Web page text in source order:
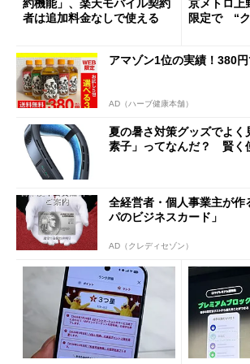
約機能」、楽天モバイル契約
者は追加料金なしで使える
京メトロ
限定で “ク
アマゾン1位の実績！380円
AD（ハーブ健康本舗）
夏の暑さ対策グッズでよく
素子」ってなんだ？ 賢く
全経営者・個人事業主が作
パのビジネスカード」
AD（クレディセゾン）